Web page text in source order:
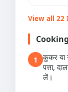
View all
1
कुकर या
पत्ता,
लें।